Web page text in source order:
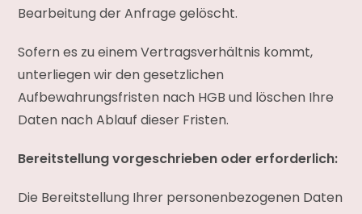
Bearbeitung der Anfrage gelöscht.
Sofern es zu einem Vertragsverhältnis kommt,
unterliegen wir den gesetzlichen
Aufbewahrungsfristen nach HGB und löschen Ihre
Daten nach Ablauf dieser Fristen.
Bereitstellung vorgeschrieben oder erforderlich:
Die Bereitstellung Ihrer personenbezogenen Daten